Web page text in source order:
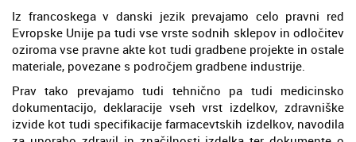
Iz francoskega v danski jezik prevajamo celo pravni red
Evropske Unije pa tudi vse vrste sodnih sklepov in odločitev
oziroma vse pravne akte kot tudi gradbene projekte in ostale
materiale, povezane s področjem gradbene industrije.
Prav tako prevajamo tudi tehnično pa tudi medicinsko
dokumentacijo, deklaracije vseh vrst izdelkov, zdravniške
izvide kot tudi specifikacije farmacevtskih izdelkov, navodila